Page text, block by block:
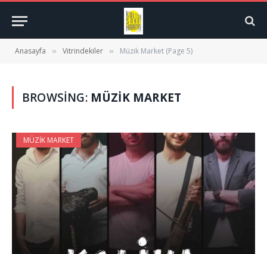
Anasayfa » Vitrindekiler » Müzik Market (Page 5)
BROWSING: MÜZIK MARKET
MÜZIK MARKET